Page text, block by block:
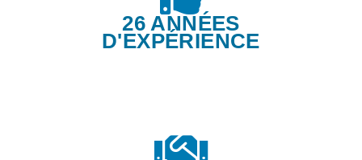
26 ANNÉES
D'EXPÉRIENCE